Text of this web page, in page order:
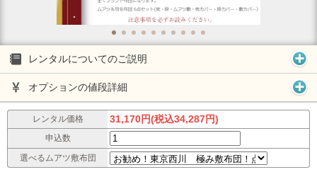
レンタルについてのご説明
オプションの値段詳細
レンタル価格 31,170円(税込34,287円)
申込数
選べるムアツ敷布団